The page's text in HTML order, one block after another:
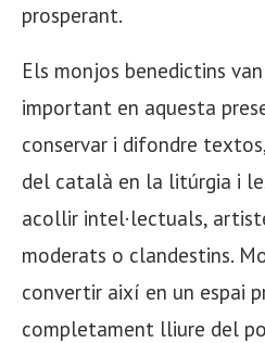
prosperant.
Els monjos benedictins
important en aquesta
conservar i difondre
del català en la litúrgia i
acollir intel·lectuals,
moderats o clandestins.
convertir així en un espai
completament lliure del